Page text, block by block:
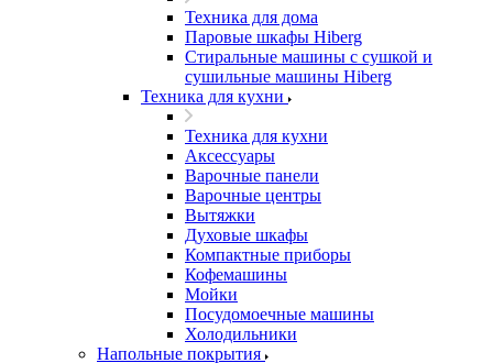
Техника для дома
Паровые шкафы Hiberg
Стиральные машины с сушкой и
сушильные машины Hiberg
Техника для кухни
Техника для кухни
Аксессуары
Варочные панели
Варочные центры
Вытяжки
Духовые шкафы
Компактные приборы
Кофемашины
Мойки
Посудомоечные машины
Холодильники
Напольные покрытия